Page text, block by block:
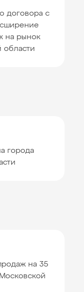
договора с
на рынок
области
города
на 35